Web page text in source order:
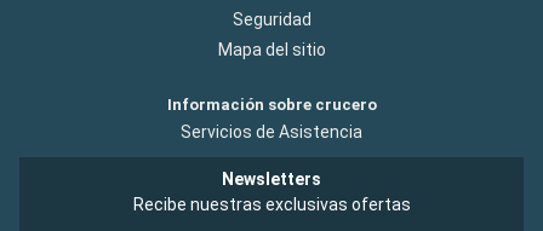
Seguridad
Mapa del sitio
Información sobre crucero
Servicios de Asistencia
Newsletters
Recibe nuestras exclusivas ofertas